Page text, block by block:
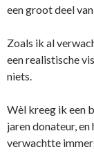
een groot deel
Zoals ik al
een realistische
niets.
Wèl kreeg ik een
jaren donateur,
verwachtte